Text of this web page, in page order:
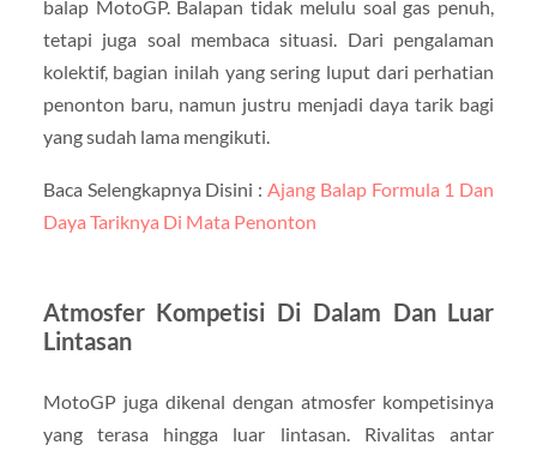
balap MotoGP. Balapan tidak melulu soal gas penuh,
tetapi juga soal membaca situasi. Dari pengalaman
kolektif, bagian inilah yang sering luput dari perhatian
penonton baru, namun justru menjadi daya tarik bagi
yang sudah lama mengikuti.
Baca Selengkapnya Disini : Ajang Balap Formula 1 Dan
Daya Tariknya Di Mata Penonton
Atmosfer Kompetisi Di Dalam Dan Luar
Lintasan
MotoGP juga dikenal dengan atmosfer kompetisinya
yang terasa hingga luar lintasan. Rivalitas antar